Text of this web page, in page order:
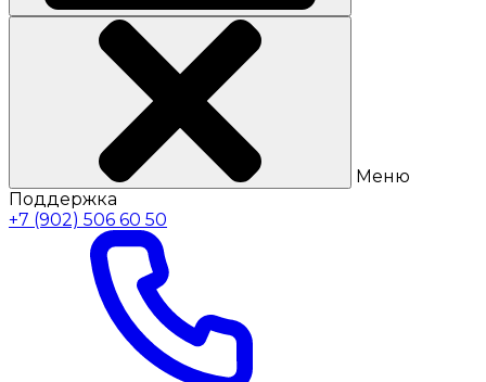
Меню
Поддержка
+7 (902) 506 60 50